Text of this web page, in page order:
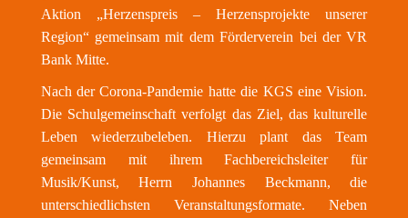
Aktion „Herzenspreis – Herzensprojekte unserer
Region“ gemeinsam mit dem Förderverein bei der VR
Bank Mitte.
Nach der Corona-Pandemie hatte die KGS eine Vision.
Die Schulgemeinschaft verfolgt das Ziel, das kulturelle
Leben wiederzubeleben. Hierzu plant das Team
gemeinsam mit ihrem Fachbereichsleiter für
Musik/Kunst, Herrn Johannes Beckmann, die
unterschiedlichsten Veranstaltungsformate. Neben